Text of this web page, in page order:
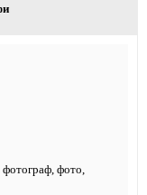
фотограф,фото,